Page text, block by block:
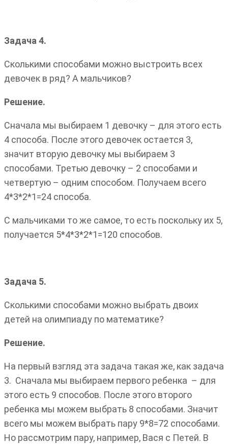
Задача 4.
Сколькими способами можно выстроить всех
девочек в ряд? А мальчиков?
Решение.
Сначала мы выбираем 1 девочку – для этого есть
4 способа. После этого девочек остается 3,
значит вторую девочку мы выбираем 3
способами. Третью девочку – 2 способами и
четвертую – одним способом. Получаем всего
4*3*2*1=24 способа.
С мальчиками то же самое, то есть поскольку их 5,
получается 5*4*3*2*1=120 способов.
Задача 5.
Сколькими способами можно выбрать двоих
детей на олимпиаду по математике?
Решение.
На первый взгляд эта задача такая же, как задача
3. Сначала мы выбираем первого ребенка – для
этого есть 9 способов. После этого второго
ребенка мы можем выбрать 8 способами. Значит
всего мы можем выбрать пару 9*8=72 способами.
Но рассмотрим пару, например, Вася с Петей. В